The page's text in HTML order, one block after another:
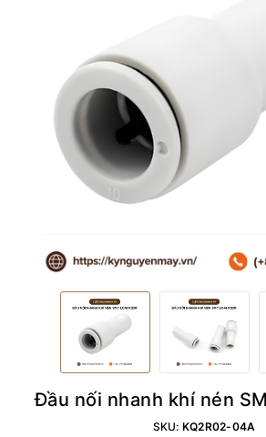
Đầu nối nhanh khí nén
SKU: KQ2R02-04A